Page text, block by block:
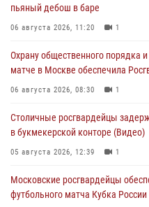
пьяный дебош в баре
06 августа 2026, 11:20 1
Охрану общественного порядка
матче в Москве обеспечила
06 августа 2026, 08:30 1
Столичные росгвардейцы
в букмекерской конторе (Видео)
05 августа 2026, 12:39 1
Московские росгвардейцы
футбольного матча Кубка